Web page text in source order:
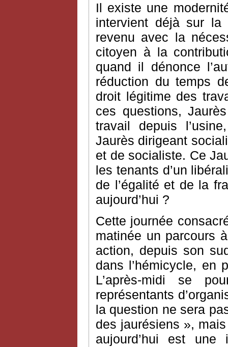
Il existe une
intervient déjà sur la
revenu avec la
citoyen à la
quand il dénonce
réduction du temps
droit légitime des
ces questions,
travail depuis
Jaurès dirigeant
et de socialiste. Ce
les tenants d’un
de l’égalité et de la
aujourd’hui ?
Cette journée
matinée un parcours
action, depuis son
dans l’hémicycle, en
L’après-midi se
représentants
la question ne sera
des jaurésiens »,
aujourd’hui est